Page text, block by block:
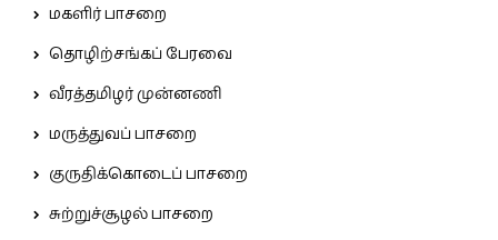
மகளிர் பாசறை
தொழிற்சங்கப் பேரவை
வீரத்தமிழர் முன்னணி
மருத்துவப் பாசறை
குருதிக்கொடைப் பாசறை
சுற்றுச்சூழல் பாசறை